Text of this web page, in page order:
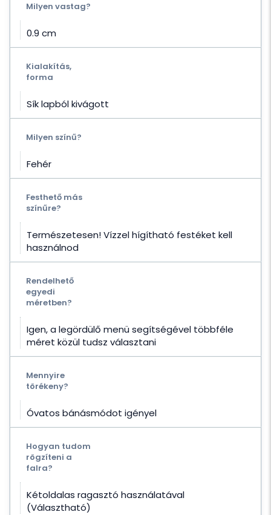
Milyen vastag?
0.9 cm
Kialakítás,
forma
Sík lapból kivágott
Milyen színű?
Fehér
Festhető más
színűre?
Természetesen! Vízzel hígítható festéket kell
használnod
Rendelhető
egyedi
méretben?
Igen, a legördülő menü segítségével többféle
méret közül tudsz választani
Mennyire
törékeny?
Óvatos bánásmódot igényel
Hogyan tudom
rögzíteni a
falra?
Kétoldalas ragasztó használatával
(Választható)